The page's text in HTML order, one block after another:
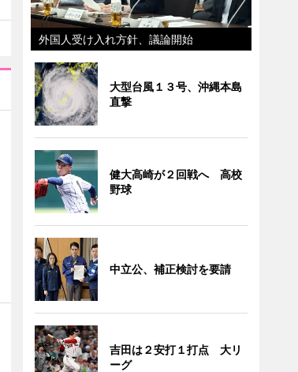
外国人受け入れ方針、議論開始
大型台風１３号、沖縄本島
直撃
健大高崎が２回戦へ 高校
野球
中立公、補正検討を要請
吉田は２安打１打点 大リ
ーグ